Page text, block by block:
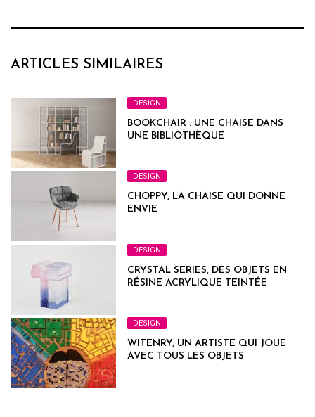
ARTICLES SIMILAIRES
DESIGN
BOOKCHAIR : UNE CHAISE DANS
UNE BIBLIOTHÈQUE
DESIGN
CHOPPY, LA CHAISE QUI DONNE
ENVIE
DESIGN
CRYSTAL SERIES, DES OBJETS EN
RÉSINE ACRYLIQUE TEINTÉE
DESIGN
WITENRY, UN ARTISTE QUI JOUE
AVEC TOUS LES OBJETS